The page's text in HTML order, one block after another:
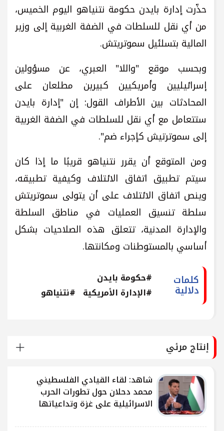
حذّرت إدارة بايدن حكومة نتنياهو اليوم الخميس،
من أي نقل للسلطات في الضفة الغربية إلى وزير
المالية بتسلئيل سموتريتش.
وبحسب موقع "واللا" العبري، عن مسؤولين
إسرائيليين وأمريكيين كبيرين مطلعان على
المحادثات بين الأطراف القول: إن "إدارة بايدن
ستتعامل مع أي نقل للسلطات في الضفة الغربية
إلى سموترتيش كإجراء ضم".
ومن المتوقع أن يقرر نتنياهو قريبًا ما إذا كان
سيتم تطبيق اتفاق الائتلاف وكيفية تطبيقه،
وينص اتفاق الائتلاف على أن يتولى سموتريتش
سلطة تنسيق العمليات في مناطق السلطة
والإدارة المدنية، تتعلق هذه الصلاحيات بشكل
أساسي بالمستوطنات ومكانتها.
كلمات
دلالية
#حكومة بايدن
#الإدارة الأمريكية #نتنياهو
إنتاج مرئي
شاهد: لقاء القيادي الفلسطيني
محمد دحلان حول تطورات الحرب
الاسرائيلية على غزة وتداعياتها